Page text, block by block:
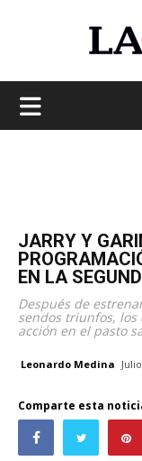
JARRY Y
EN LA
Después de
sendos triunfos, los
acción en el pasto
Leonardo Medina
Comparte esta